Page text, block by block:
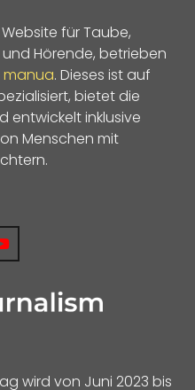
für Taube,
Hörende, betrieben
manua. Dieses ist auf
bietet die
entwickelt inklusive
Menschen mit
wird von Juni 2023 bis